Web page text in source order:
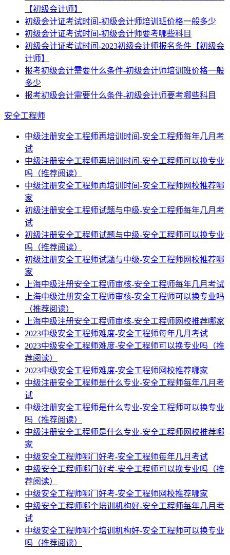
【初级会计师】
初级会计证考试时间-初级会计师培训班价格一般多少
初级会计证考试时间-初级会计师要考哪些科目
初级会计证考试时间-2023初级会计师报名条件【初级会
计师】
报考初级会计需要什么条件-初级会计师培训班价格一般
多少
报考初级会计需要什么条件-初级会计师要考哪些科目
安全工程师
中级注册安全工程师再培训时间-安全工程师每年几月考
试
中级注册安全工程师再培训时间-安全工程师可以换专业
吗（推荐阅读）
中级注册安全工程师再培训时间-安全工程师网校推荐哪
家
初级注册安全工程师试题与中级-安全工程师每年几月考
试
初级注册安全工程师试题与中级-安全工程师可以换专业
吗（推荐阅读）
初级注册安全工程师试题与中级-安全工程师网校推荐哪
家
上海中级注册安全工程师审核-安全工程师每年几月考试
上海中级注册安全工程师审核-安全工程师可以换专业吗
（推荐阅读）
上海中级注册安全工程师审核-安全工程师网校推荐哪家
2023中级安全工程师难度-安全工程师每年几月考试
2023中级安全工程师难度-安全工程师可以换专业吗（推
荐阅读）
2023中级安全工程师难度-安全工程师网校推荐哪家
中级注册安全工程师是什么专业-安全工程师每年几月考
试
中级注册安全工程师是什么专业-安全工程师可以换专业
吗（推荐阅读）
中级注册安全工程师是什么专业-安全工程师网校推荐哪
家
中级安全工程师哪门好考-安全工程师每年几月考试
中级安全工程师哪门好考-安全工程师可以换专业吗（推
荐阅读）
中级安全工程师哪门好考-安全工程师网校推荐哪家
中级安全工程师哪个培训机构好-安全工程师每年几月考
试
中级安全工程师哪个培训机构好-安全工程师可以换专业
吗（推荐阅读）